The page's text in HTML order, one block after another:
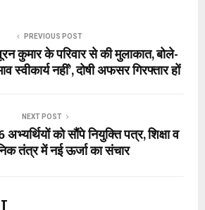
PREVIOUS POST
कुमार के परिवार से की मुलाकात, बोले-
स्वीकार्य नहीं’, दोषी अफसर गिरफ्तार हों
NEXT POST
को सौंपे नियुक्ति पत्र, शिक्षा व
तंत्र में नई ऊर्जा का संचार